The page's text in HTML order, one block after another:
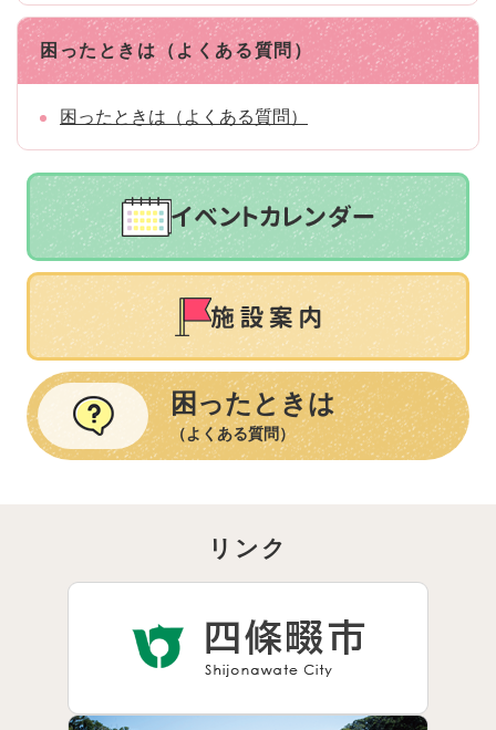
困ったときは（よくある質問）
困ったときは（よくある質問）
困ったときは
（よくある質問）
リンク